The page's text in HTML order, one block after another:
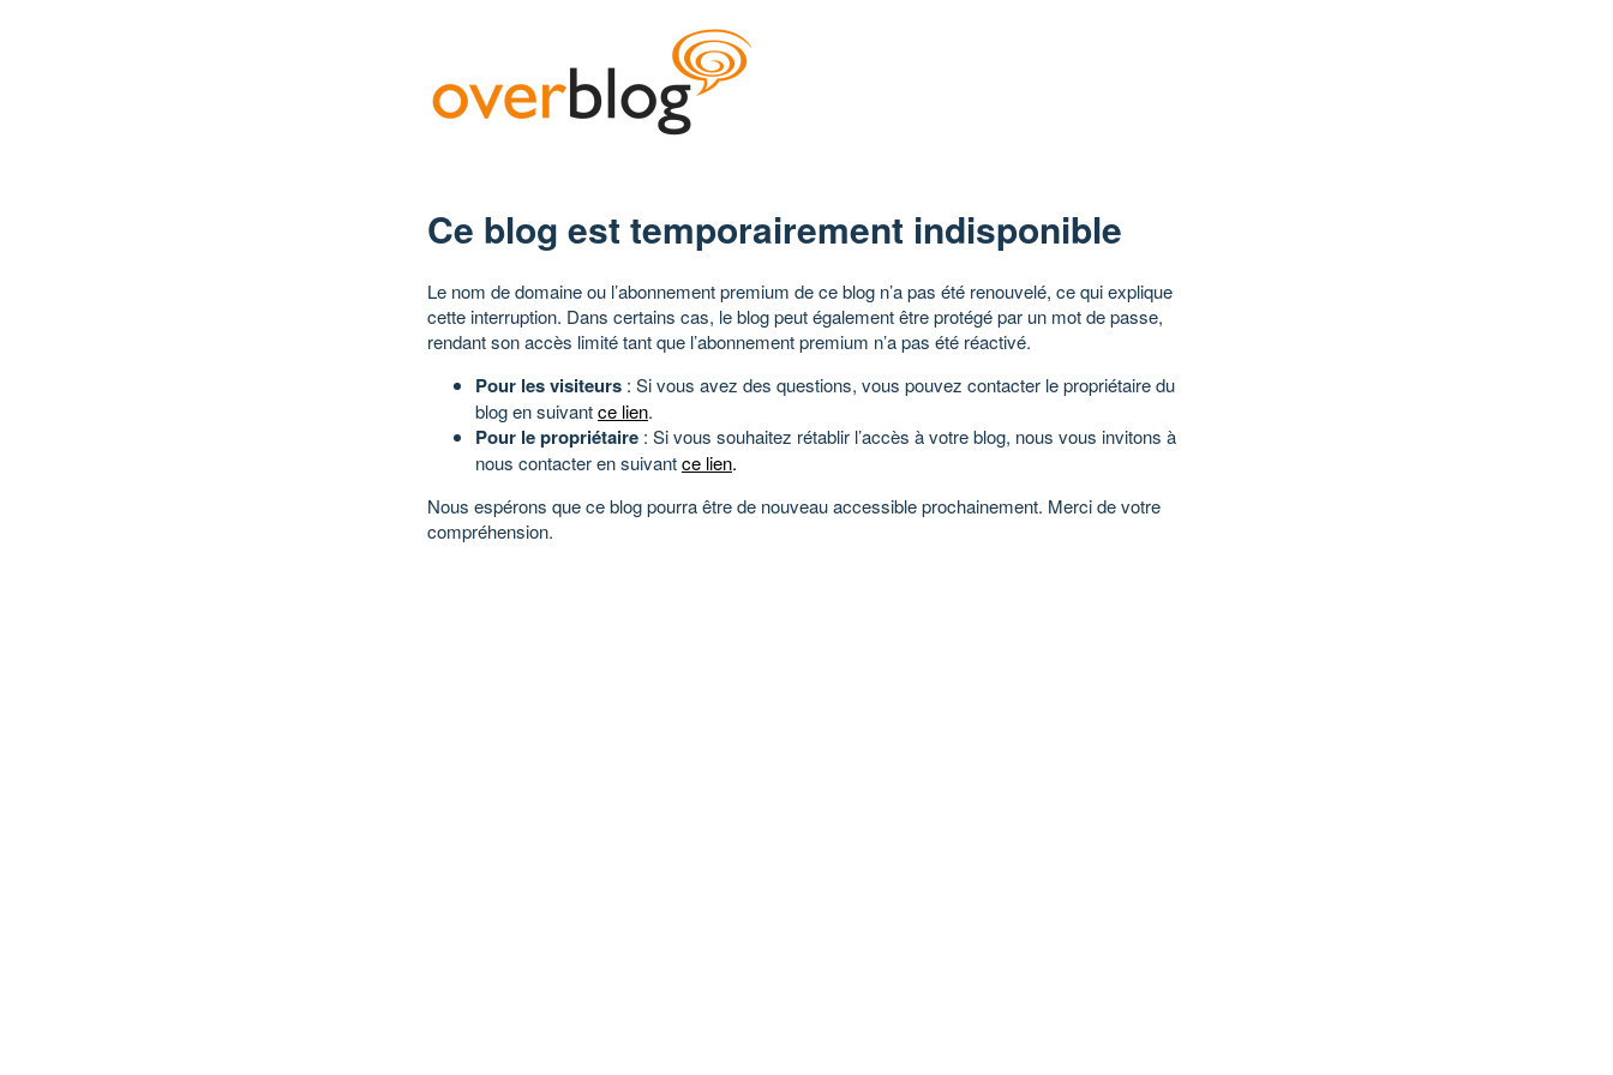
Ce blog est temporairement indisponible
Le nom de domaine ou l’abonnement premium de ce blog n’a pas été renouvelé, ce qui explique
cette interruption. Dans certains cas, le blog peut également être protégé par un mot de passe,
rendant son accès limité tant que l’abonnement premium n’a pas été réactivé.
Pour les visiteurs : Si vous avez des questions, vous pouvez contacter le propriétaire du
blog en suivantce lien.
Pour le propriétaire : Si vous souhaitez rétablir l’accès à votre blog, nous vous invitons à
nous contacter en suivantce lien.
Nous espérons que ce blog pourra être de nouveau accessible prochainement. Merci de votre
compréhension.